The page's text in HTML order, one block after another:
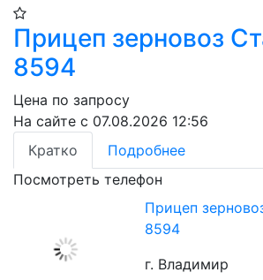
Прицеп зерновоз
8594
Цена по запросу
На сайте с 07.08.2026 12:56
Кратко
Подробнее
Посмотреть телефон
Прицеп
8594
г. Владимир